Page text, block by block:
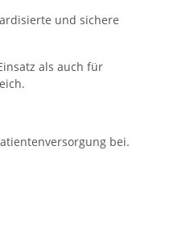
und sichere
als auch für
bei.